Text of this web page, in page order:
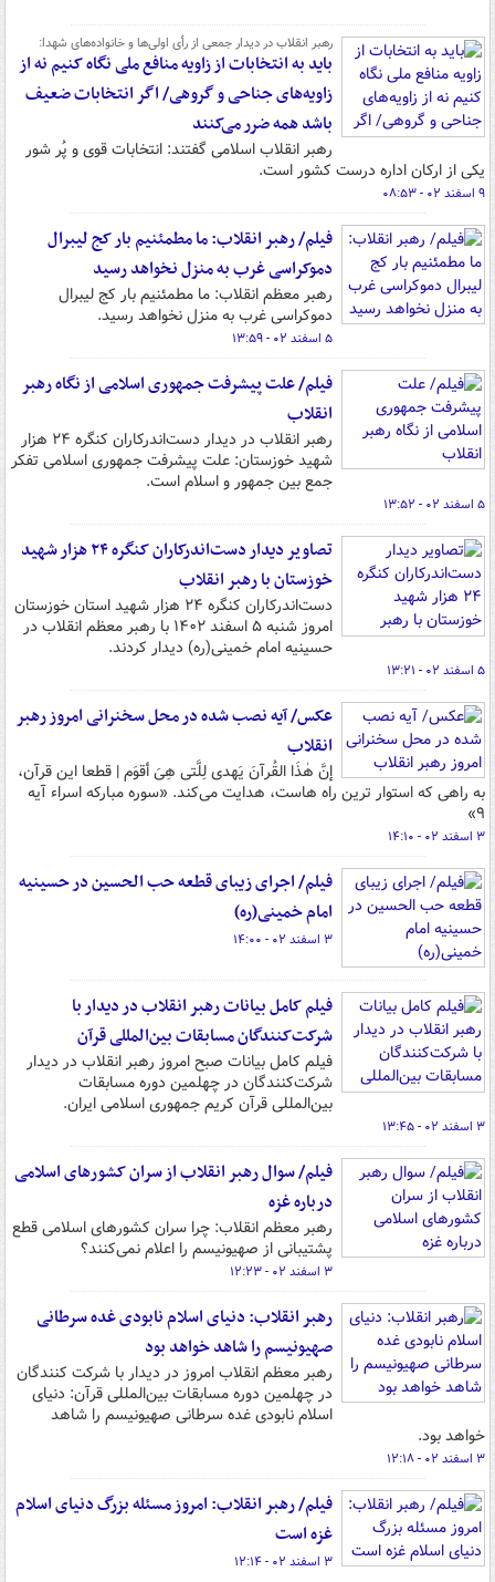
رهبر انقلاب در دیدار جمعی از رأی اولی‌ها و خانواده‌های شهدا:
باید به انتخابات از زاویه منافع ملی نگاه کنیم نه از
زاویه‌های جناحی و گروهی/ اگر انتخابات ضعیف
باشد همه ضرر می‌کنند
رهبر انقلاب اسلامی گفتند: انتخابات قوی و پُر شور
یکی از ارکان اداره درست کشور است.
۹ اسفند ۰۲ - ۰۸:۵۳
فیلم/ رهبر انقلاب: ما مطمئنیم بار کج لیبرال
دموکراسی غرب به منزل نخواهد رسید
رهبر معظم انقلاب: ما مطمئنیم بار کج لیبرال
دموکراسی غرب به منزل نخواهد رسید.
۵ اسفند ۰۲ - ۱۳:۵۹
فیلم/ علت پیشرفت جمهوری اسلامی از نگاه رهبر
انقلاب
رهبر انقلاب در دیدار دست‌اندرکاران کنگره ۲۴ هزار
شهید خوزستان: علت پیشرفت جمهوری اسلامی تفکر
جمع بین جمهور و اسلام است.
۵ اسفند ۰۲ - ۱۳:۵۲
تصاویر دیدار دست‌اندرکاران کنگره ۲۴ هزار شهید
خوزستان با رهبر انقلاب
دست‌اندرکاران کنگره ۲۴ هزار شهید استان خوزستان
امروز شنبه ۵ اسفند ۱۴۰۲ با رهبر معظم انقلاب در
حسینیه امام خمینی(ره) دیدار کردند.
۵ اسفند ۰۲ - ۱۳:۲۱
عکس/ آیه نصب شده در محل سخنرانی امروز رهبر
انقلاب
إنَّ هٰذَا القُرآنَ یَهدی لِلَّتی هِیَ أقوَم | قطعا این قرآن،
به راهی که استوار ترین راه هاست، هدایت می‌کند. «سوره مبارکه اسراء آیه
۹»
۳ اسفند ۰۲ - ۱۴:۱۰
فیلم/ اجرای زیبای قطعه حب الحسین در حسینیه
امام خمینی(ره)
۳ اسفند ۰۲ - ۱۴:۰۰
فیلم کامل بیانات رهبر انقلاب در دیدار با
شرکت‌کنندگان مسابقات بین‌المللی قرآن
فیلم کامل بیانات صبح امروز رهبر انقلاب در دیدار
شرکت‌کنندگان در چهلمین دوره مسابقات
بین‌المللی قرآن کریم جمهوری اسلامی ایران.
۳ اسفند ۰۲ - ۱۳:۴۵
فیلم/ سوال رهبر انقلاب از سران کشورهای اسلامی
درباره غزه
رهبر معظم انقلاب: چرا سران کشورهای اسلامی قطع
پشتیبانی از صهیونیسم را اعلام نمی‌کنند؟
۳ اسفند ۰۲ - ۱۲:۲۳
رهبر انقلاب: دنیای اسلام نابودی غده سرطانی
صهیونیسم را شاهد خواهد بود
رهبر معظم انقلاب امروز در دیدار با شرکت کنندگان
در چهلمین دوره مسابقات بین‌المللی قرآن: دنیای
اسلام نابودی غده سرطانی صهیونیسم را شاهد
خواهد بود.
۳ اسفند ۰۲ - ۱۲:۱۸
فیلم/ رهبر انقلاب: امروز مسئله بزرگ دنیای اسلام
غزه است
۳ اسفند ۰۲ - ۱۲:۱۴